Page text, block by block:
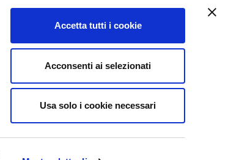
Accetta tutti i cookie
Acconsenti ai selezionati
Usa solo i cookie necessari
Sie
sich
für
unseren
an:
ANFRAGE ABSENDEN